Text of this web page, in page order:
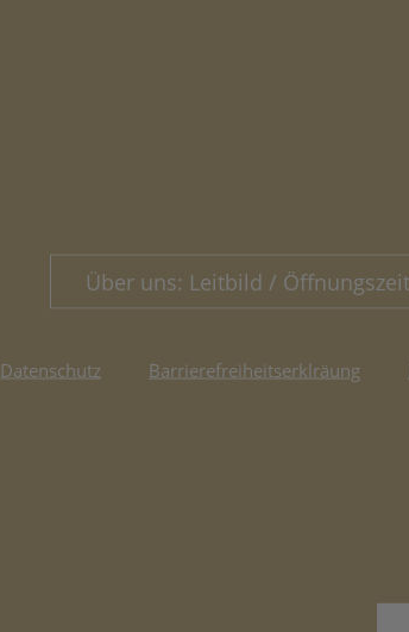
Über uns: Leitbild /
Datenschutz Barrierefreiheitserklräung